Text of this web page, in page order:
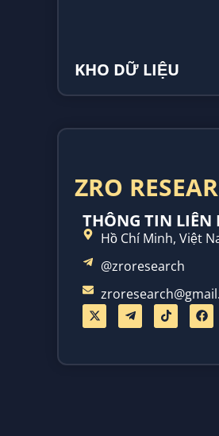
KHO DỮ LIỆU
ZRO
THÔNG TIN LIÊN
Hồ Chí Minh, Việt
@zroresearch